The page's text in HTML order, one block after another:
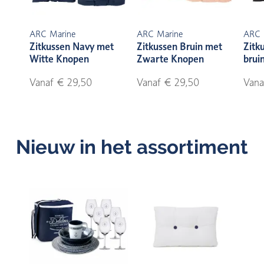
ARC Marine
Zitkussen Navy met
Witte Knopen
Vanaf € 29,50
ARC Marine
Zitkussen Bruin met
Zwarte Knopen
Vanaf € 29,50
ARC
Nieuw in het assortiment